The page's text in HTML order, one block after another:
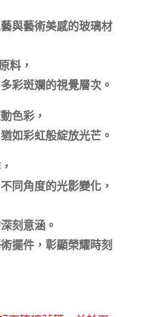
與藝術美感的玻璃材
料，
彩斑斕的視覺層次。
色彩，
如彩虹般綻放光芒。
同角度的光影變化，
刻意涵。
擺件，彰顯榮耀時刻